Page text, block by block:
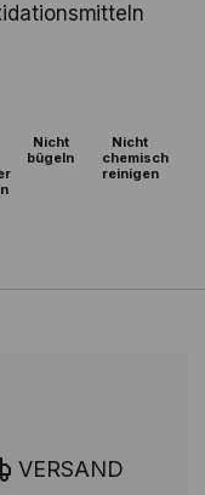
Nicht
bügeln
Nicht
chemisch
reinigen
VERSAND